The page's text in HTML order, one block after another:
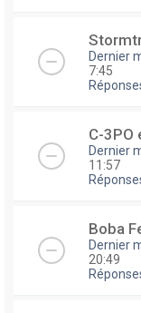
Dernier
7:45
C-3PO
Dernier
11:57
Boba
Dernier
20:49